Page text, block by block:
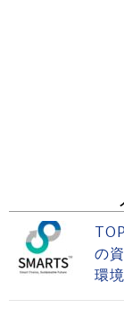
の
環